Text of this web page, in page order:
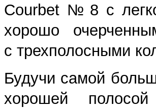
Courbet № 8 с
хорошо
с трехполосными
Будучи самой
хорошей